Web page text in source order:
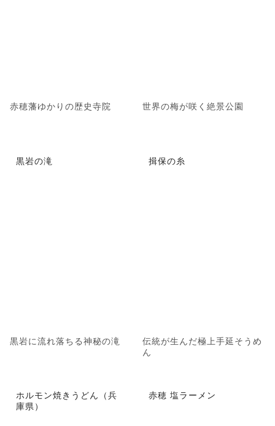
赤穂藩ゆかりの歴史寺院 世界の梅が咲く絶景公園
黒岩の滝
黒岩に流れ落ちる神秘の滝
揖保の糸
伝統が生んだ極上手延そうめ
ん
ホルモン焼きうどん（兵
庫県）
赤穂 塩ラーメン